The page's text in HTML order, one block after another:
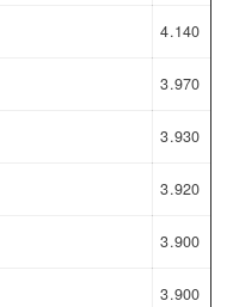
4.140
3.970
3.930
3.920
3.900
3.900